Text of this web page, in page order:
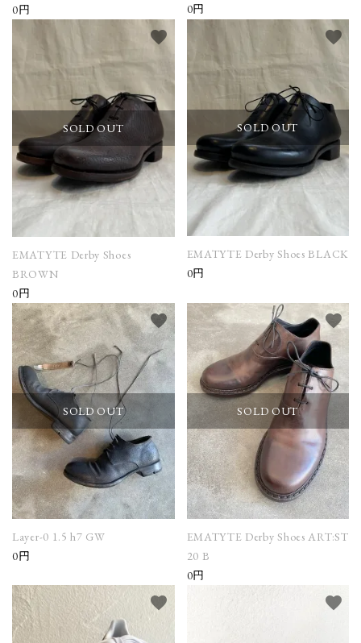
0円
0円
SOLD OUT
EMATYTE Derby Shoes
BROWN
0円
favorite
SOLD OUT
EMATYTE Derby Shoes BLACK
0円
favorite
SOLD OUT
Layer-0 1.5 h7 GW
0円
favorite
SOLD OUT
EMATYTE Derby Shoes ART:ST
20 B
0円
favorite
favorite favorite